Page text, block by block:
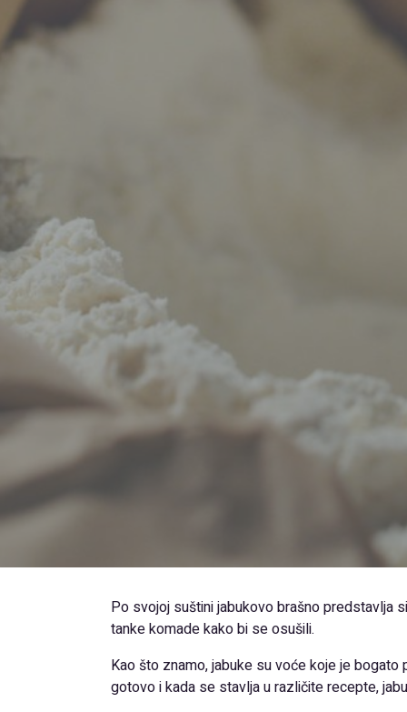
Po svojoj suštini jabukovo brašno predstavlja
tanke komade kako bi se osušili.
Kao što znamo, jabuke su voće koje je bogato
gotovo i kada se stavlja u različite recepte,